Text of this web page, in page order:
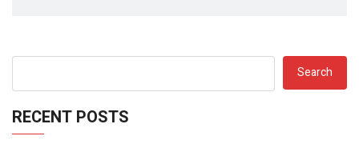
Search
RECENT POSTS